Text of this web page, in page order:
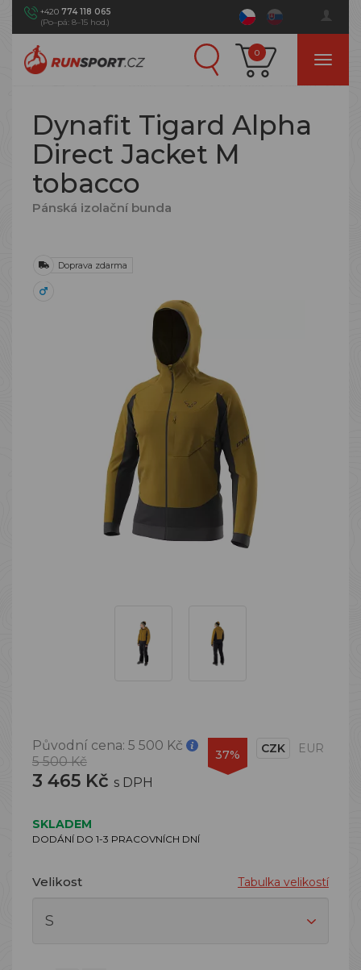
+420 774 118 065
(Po–pá: 8–15 hod.)
0
Dynafit Tigard Alpha
Direct Jacket M
tobacco
Pánská izolační bunda
Doprava zdarma
Původní cena: 5 500 Kč
5 500 Kč
3 465 Kč s DPH
37% CZK EUR
SKLADEM
DODÁNÍ DO 1-3 PRACOVNÍCH DNÍ
Velikost Tabulka velikostí